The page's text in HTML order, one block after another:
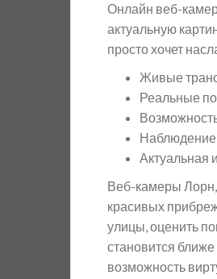
Онлайн веб-
актуальную
просто хочет
Живые
Реальные
Наблюдение
Актуальная
Веб-камеры Лорн,
красивых
улицы, оценить
становится
возможность